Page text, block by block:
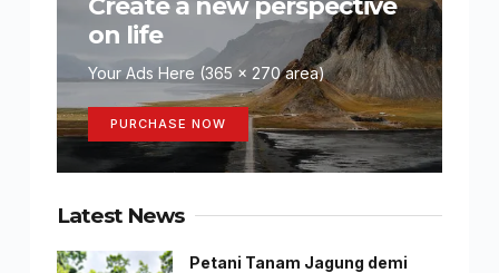
Create a new perspective
on life
Your Ads Here (365 x 270 area)
PURCHASE NOW
Latest News
Petani Tanam Jagung demi